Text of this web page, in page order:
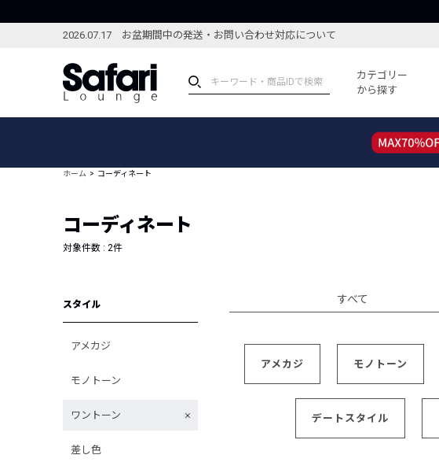
2026.07.17 お盆期間中の発送・お問い合わせ対応について
カテゴリー
から探す
ブランドから探す
新着アイテム
編集部のおすすめアイテム
セール
ホーム コーディネート
コーディネート
対象件数 : 2件
スタイル
アメカジ
モノトーン
ワントーン
差し色
すべて
アメカジ モノトーン
デートスタイル